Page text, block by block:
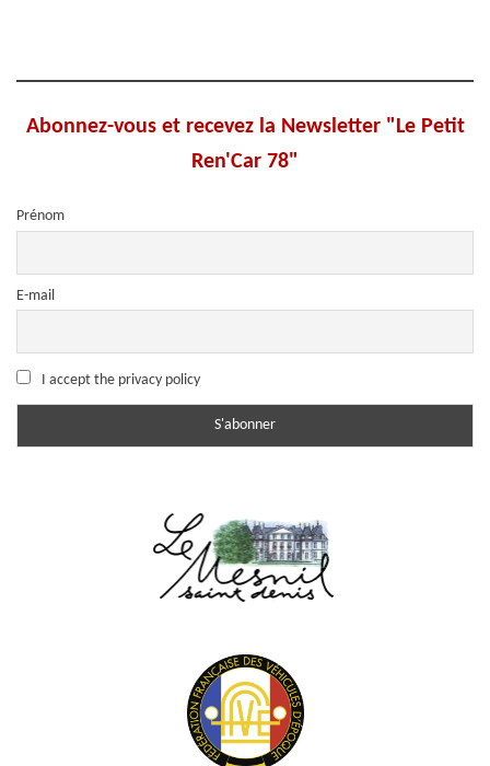
Abonnez-vous et recevez la Newsletter "Le Petit
Ren'Car 78"
Prénom
E-mail
I accept the privacy policy